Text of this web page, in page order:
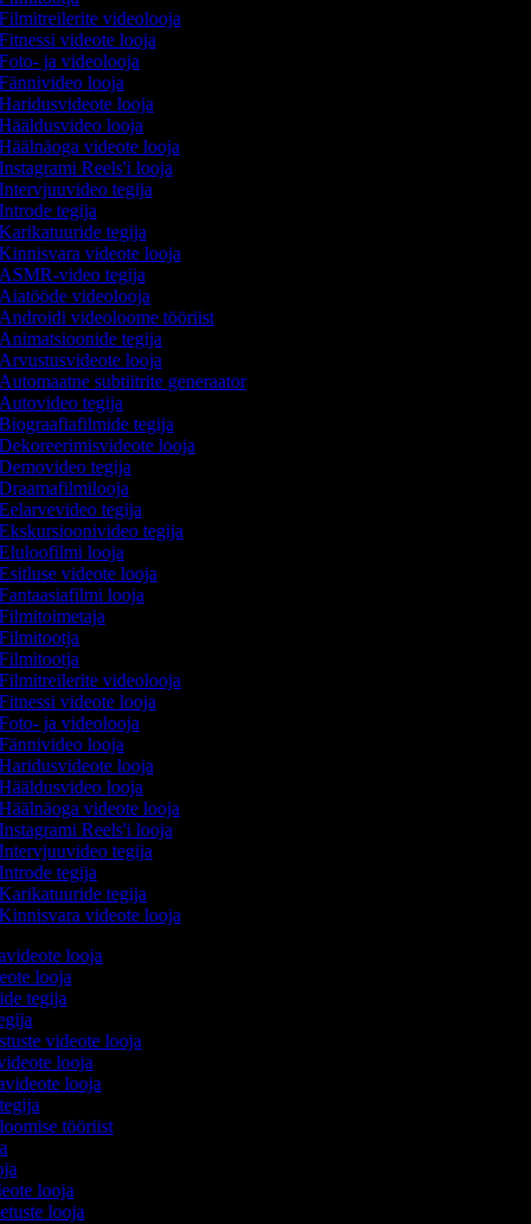
videolooja
videote looja
ja videolooja
looja
looja
looja
videote looja
Reels'i looja
tegija
tegija
tegija
videote looja
video tegija
videolooja
videoloome tööriist
tegija
looja
subtiitrite generaator
tegija
tegija
looja
tegija
tegija
tegija
looja
videote looja
looja
videolooja
videote looja
ja videolooja
looja
looja
looja
videote looja
Reels'i looja
tegija
tegija
tegija
videote looja
looja
looja
tegija
videote looja
looja
looja
tööriist
looja
looja